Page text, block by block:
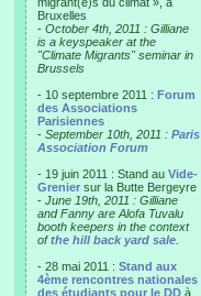
Bruxelles
- October 4th, 2011 : Gilliane
is a keyspeaker at the
"Climate Migrants" seminar in
Brussels
- 10 septembre 2011 : Forum
des Associations
Parisiennes
- September 10th, 2011 : Paris
Association Forum
- 19 juin 2011 : Stand au Vide-
Grenier sur la Butte Bergeyre
- June 19th, 2011 : Gilliane
and Fanny are Alofa Tuvalu
booth keepers in the context
ofthe hill back yard sale
- 28 mai 2011 : Stand aux
4ème rencontres nationales
des étudiants pour le DD à